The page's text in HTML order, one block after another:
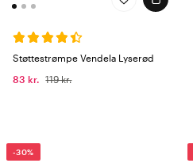
Støttestrømpe Vendela Lyserød
83 kr.
119 kr.
-30%